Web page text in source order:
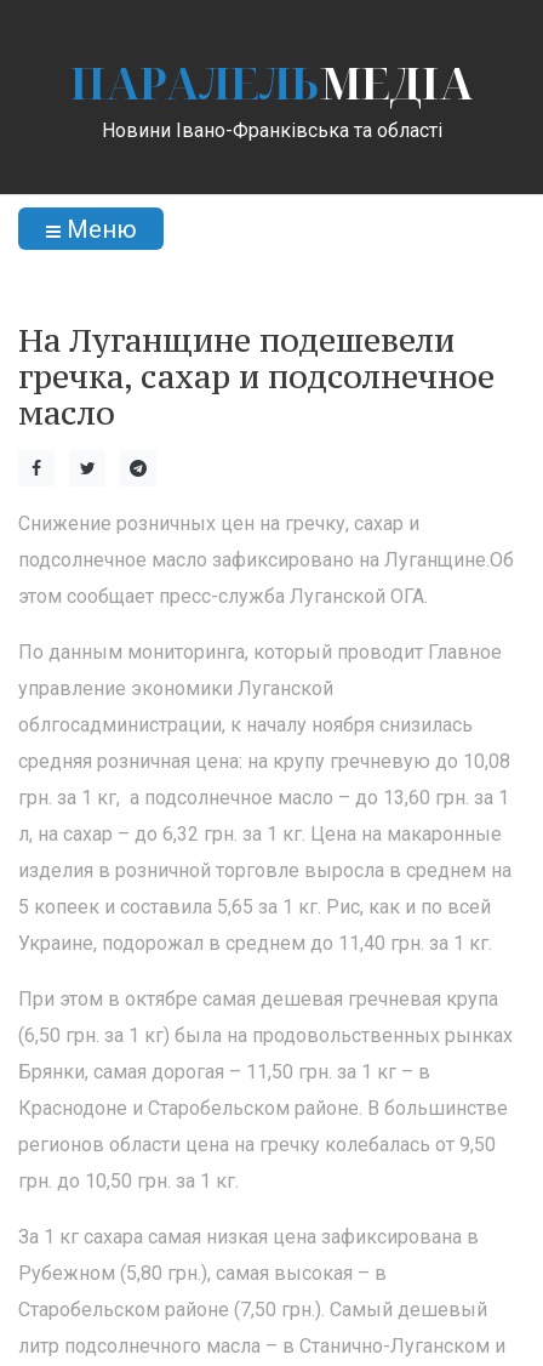
ПАРАЛЕЛЬМЕДІА
Новини Івано-Франківська та області
Меню
На Луганщине подешевели
гречка, сахар и подсолнечное
масло
Снижение розничных цен на гречку, сахар и
подсолнечное масло зафиксировано на Луганщине.Об
этом сообщает пресс-служба Луганской ОГА.
По данным мониторинга, который проводит Главное
управление экономики Луганской
облгосадминистрации, к началу ноября снизилась
средняя розничная цена: на крупу гречневую до 10,08
грн. за 1 кг, а подсолнечное масло – до 13,60 грн. за 1
л, на сахар – до 6,32 грн. за 1 кг. Цена на макаронные
изделия в розничной торговле выросла в среднем на
5 копеек и составила 5,65 за 1 кг. Рис, как и по всей
Украине, подорожал в среднем до 11,40 грн. за 1 кг.
При этом в октябре самая дешевая гречневая крупа
(6,50 грн. за 1 кг) была на продовольственных рынках
Брянки, самая дорогая – 11,50 грн. за 1 кг – в
Краснодоне и Старобельском районе. В большинстве
регионов области цена на гречку колебалась от 9,50
грн. до 10,50 грн. за 1 кг.
За 1 кг сахара самая низкая цена зафиксирована в
Рубежном (5,80 грн.), самая высокая – в
Старобельском районе (7,50 грн.). Самый дешевый
литр подсолнечного масла – в Станично-Луганском и